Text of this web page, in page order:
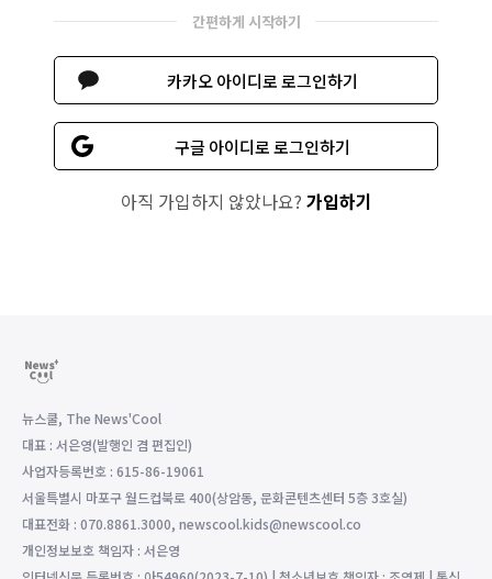
간편하게 시작하기
카카오 아이디로 로그인하기
구글 아이디로 로그인하기
아직 가입하지 않았나요? 가입하기
뉴스쿨, The News'Cool
대표 : 서은영(발행인 겸 편집인)
사업자등록번호 : 615-86-19061
서울특별시 마포구 월드컵북로 400(상암동, 문화콘텐츠센터 5층 3호실)
대표전화 : 070.8861.3000, newscool.kids@newscool.co
개인정보보호 책임자 : 서은영